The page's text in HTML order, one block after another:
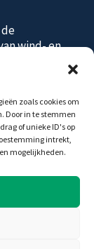
zoals cookies om
Door in te stemmen
of unieke ID's op
intrekt,
mogelijkheden.
wind- en